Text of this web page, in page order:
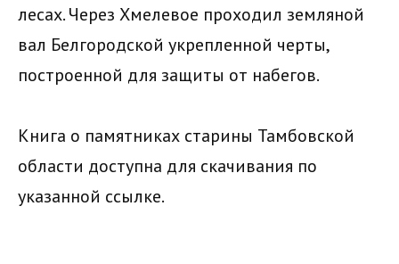
лесах. Через Хмелевое проходил земляной
вал Белгородской укрепленной черты,
построенной для защиты от набегов.
Книга о памятниках старины Тамбовской
области доступна для скачивания по
указанной ссылке.